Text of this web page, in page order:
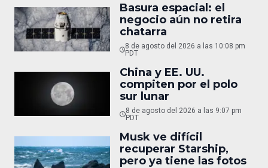
Basura espacial: el
negocio aún no retira
chatarra
8 de agosto del 2026 a las 10:08 pm
PDT
China y EE. UU.
compiten por el polo
sur lunar
8 de agosto del 2026 a las 9:07 pm
PDT
Musk ve difícil
recuperar Starship,
pero ya tiene las fotos